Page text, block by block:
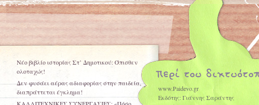
Νέο βιβλίο ιστορίας Στ’ Δημοτικού: Όπισθεν
ολοταχώς!
Δεν φυσάει αέρας αδιαφορίας στην παιδεία,
διαπράττεται έγκλημα!
www.Paidevo.gr
Εκδότης: Γιάννης Σαράντης